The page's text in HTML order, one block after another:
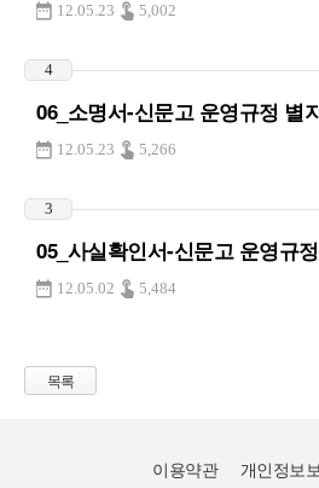
12.05.23 5,002
4
06_소명서-신문고 운영규정 별
12.05.23 5,266
3
05_사실확인서-신문고 운영규
12.05.02 5,484
목록
이용약관 개인정보